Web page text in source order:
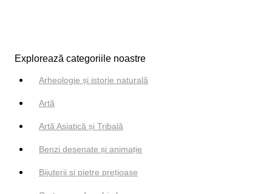
Explorează categoriile noastre
Arheologie și istorie naturală
Artă
Artă Asiatică și Tribală
Benzi desenate și animație
Bijuterii si pietre prețioase